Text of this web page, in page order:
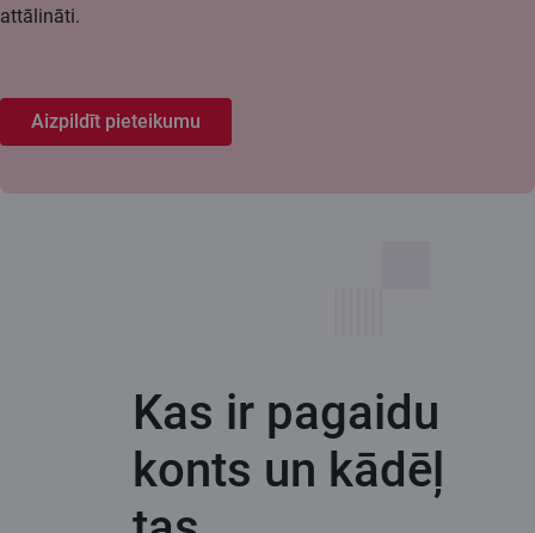
attālināti.
Aizpildīt pieteikumu
Kas ir pagaidu
konts un kādēļ